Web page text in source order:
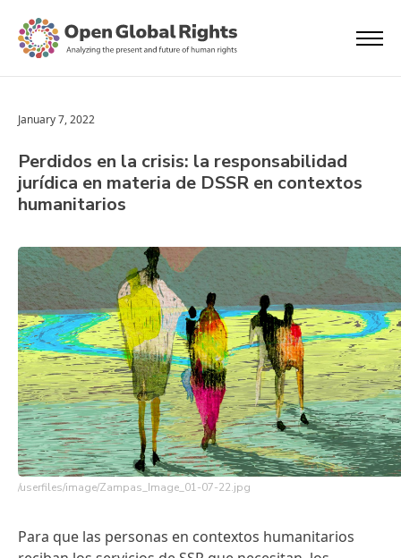
January 7, 2022
Perdidos en la crisis: la responsabilidad
jurídica en materia de DSSR en contextos
humanitarios
/userfiles/image/Zampas_Image_01-07-22.jpg
Para que las personas en contextos humanitarios